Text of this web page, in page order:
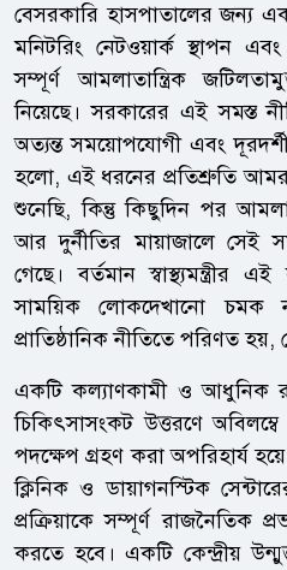
বেসরকারি হাসপাতালের জন্য
মনিটরিং নেটওয়ার্ক স্থাপন
সম্পূর্ণ আমলাতান্ত্রিক
নিয়েছে। সরকারের এই সমস্ত
অত্যন্ত সময়োপযোগী এবং
হলো, এই ধরনের প্রতিশ্রুতি
শুনেছি, কিন্তু কিছুদিন পর
আর দুর্নীতির মায়াজালে সেই
গেছে। বর্তমান
সাময়িক লোকদেখানো চমক
প্রাতিষ্ঠানিক নীতিতে পরিণত
একটি কল্যাণকামী ও আধুনিক
চিকিৎসাসংকট উত্তরণে
পদক্ষেপ গ্রহণ করা অপরিহার্য
ক্লিনিক ও ডায়াগনস্টিক
প্রক্রিয়াকে সম্পূর্ণ রাজনৈতিক
করতে হবে। একটি কেন্দ্রীয়